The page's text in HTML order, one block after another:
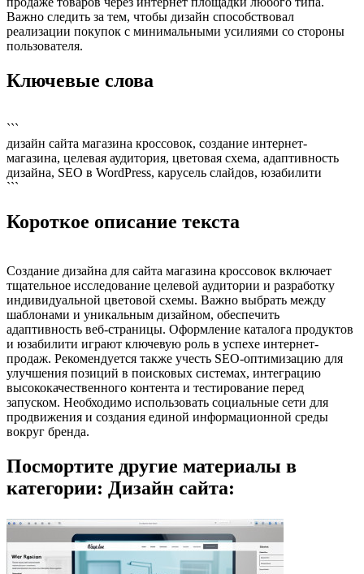
Важно следить за тем, чтобы дизайн способствовал
реализации покупок с минимальными усилиями со стороны
пользователя.
Ключевые слова
```
дизайн сайта магазина кроссовок, создание интернет-
магазина, целевая аудитория, цветовая схема, адаптивность
дизайна, SEO в WordPress, карусель слайдов, юзабилити
```
Короткое описание текста
Создание дизайна для сайта магазина кроссовок включает
тщательное исследование целевой аудитории и разработку
индивидуальной цветовой схемы. Важно выбрать между
шаблонами и уникальным дизайном, обеспечить
адаптивность веб-страницы. Оформление каталога продуктов
и юзабилити играют ключевую роль в успехе интернет-
продаж. Рекомендуется также учесть SEO-оптимизацию для
улучшения позиций в поисковых системах, интеграцию
высококачественного контента и тестирование перед
запуском. Необходимо использовать социальные сети для
продвижения и создания единой информационной среды
вокруг бренда.
Посмортите другие материалы в
категории: Дизайн сайта: